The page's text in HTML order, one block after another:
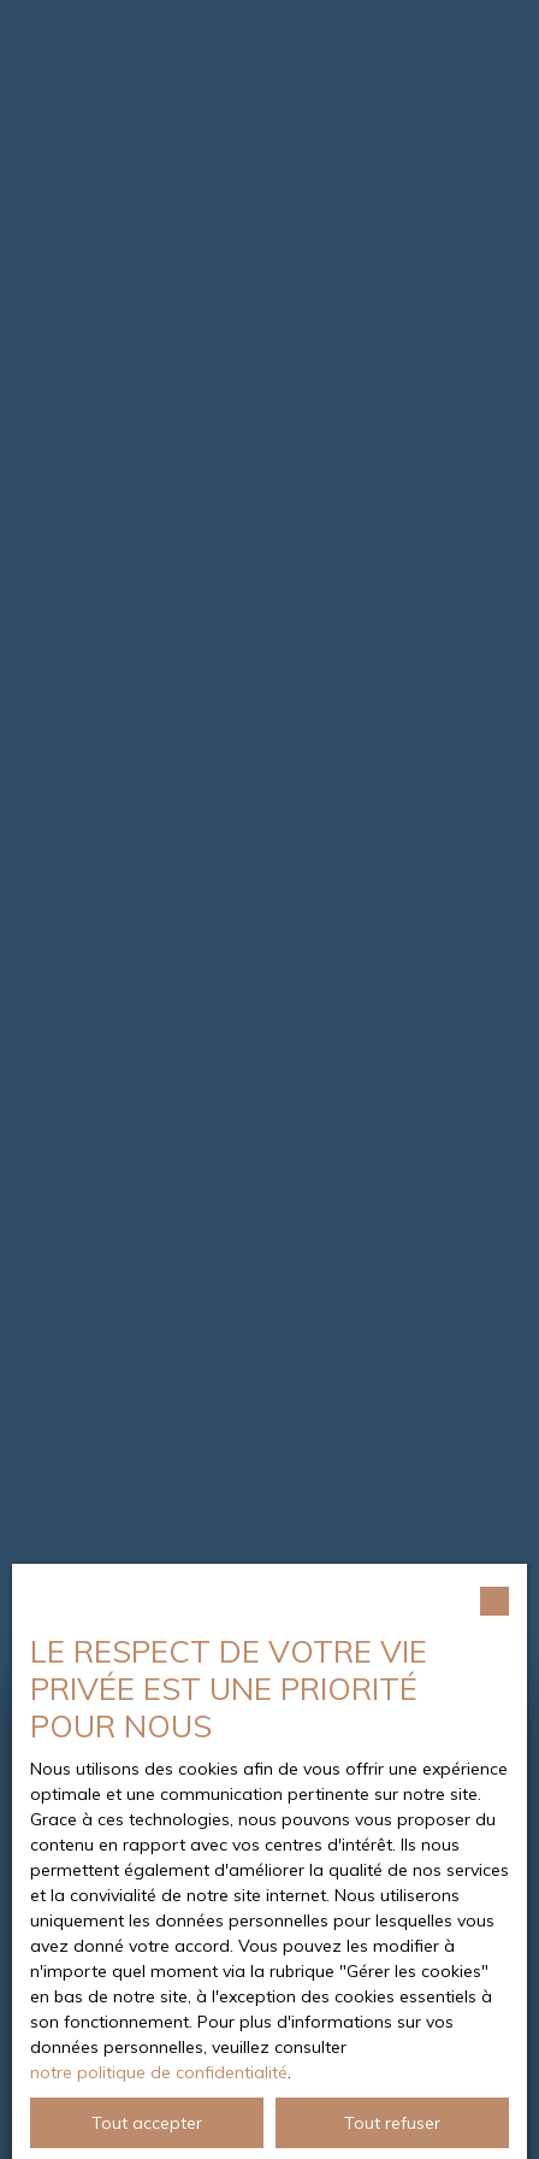
Besoin d’une
estimation de votre bien ?
Nous effectuons une analyse détaillée et précise, à
travers un dossier complet pour vous garantir une
valeur reflétant la réalité du marché. Nous connaissons
l’évolution de celui-ci et nous déterminons pour vous le
prix de commercialisation idéal. Vous pouvez alors
démarrer votre vente dans les meilleures conditions
possibles, en optimisant votre prix et le délai de
réalisation nécessaires à la conclusion de la
transaction.
Adresse de votre bien
LE RESPECT DE VOTRE VIE
PRIVÉE EST UNE PRIORITÉ
POUR NOUS
Nous utilisons des cookies afin de vous offrir une expérience
optimale et une communication pertinente sur notre site.
Grace à ces technologies, nous pouvons vous proposer du
contenu en rapport avec vos centres d'intérêt. Ils nous
permettent également d'améliorer la qualité de nos services
et la convivialité de notre site internet. Nous utiliserons
uniquement les données personnelles pour lesquelles vous
avez donné votre accord. Vous pouvez les modifier à
n'importe quel moment via la rubrique ″Gérer les cookies″
en bas de notre site, à l'exception des cookies essentiels à
son fonctionnement. Pour plus d'informations sur vos
données personnelles, veuillez consulter
notre politique de confidentialité.
Tout accepter Tout refuser